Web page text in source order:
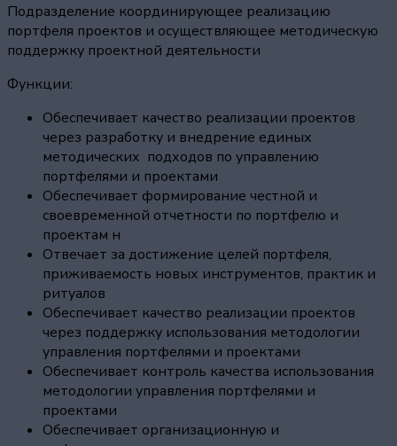
Подразделение координирующее реализацию
портфеля проектов и осуществляющее методическую
поддержку проектной деятельности
Функции:
Обеспечивает качество реализации проектов
через разработку и внедрение единых
методических подходов по управлению
портфелями и проектами
Обеспечивает формирование честной и
своевременной отчетности по портфелю и
проектам н
Отвечает за достижение целей портфеля,
приживаемость новых инструментов, практик и
ритуалов
Обеспечивает качество реализации проектов
через поддержку использования методологии
управления портфелями и проектами
Обеспечивает контроль качества использования
методологии управления портфелями и
проектами
Обеспечивает организационную и